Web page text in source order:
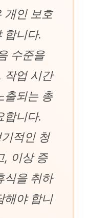
개인 보호
합니다.
수준을
작업 시간
출되는 총
합니다.
적인 청
, 이상 증
식을 취하
해야 합니